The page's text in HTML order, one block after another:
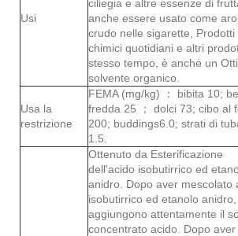
Usi
ciliegia e altre essenze di
anche essere usato come
crudo nelle sigarette, Prodotti
chimici quotidiani e altri
stesso tempo, è anche un
solvente organico.
Usa la
restrizione
FEMA (mg/kg) ： bibita 10;
fredda 25 ； dolci 73; cibo al
200; buddings6.0; strati di
1.5.
Ottenuto da Esterificazione
dell'acido isobutirrico ed
anidro. Dopo aver mescolato
isobutirrico ed etanolo anidro,
aggiungono attentamente il
concentrato acido. Dopo aver